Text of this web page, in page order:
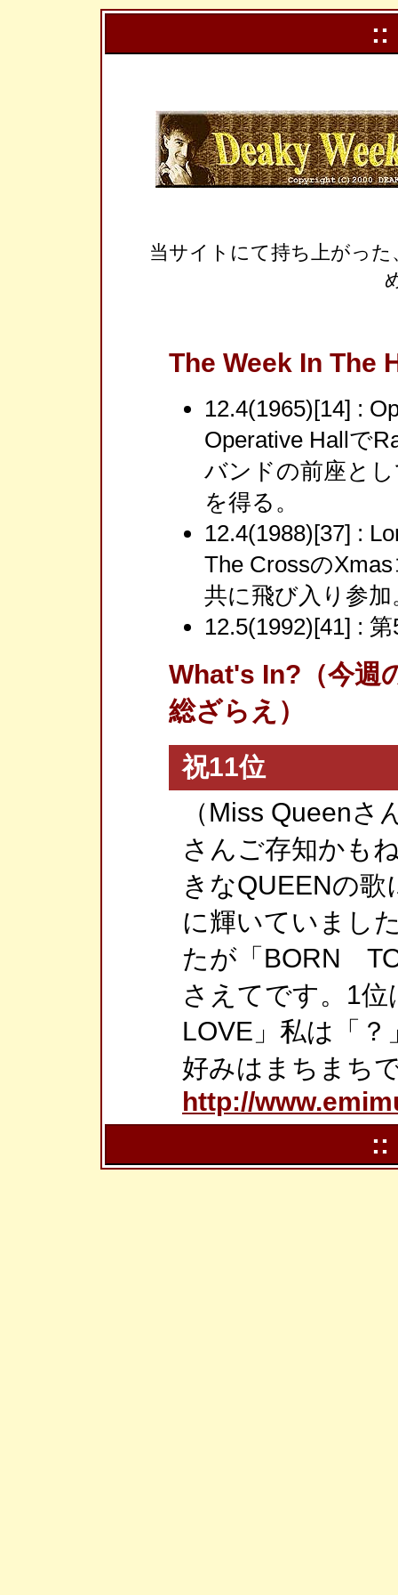
::
当サイトにて持ち上がっ
The Week In The
12.4(1965)[14] :
Operative Hallで
バンドの前座と
を得る。
12.4(1988)[37] :
The Crossの
共に飛び入り参
12.5(1992)[41] :
What's In?（今週
総ざらえ）
祝11位
（Miss Queen
さんご存知かも
きなQUEENの
に輝いていまし
たが「BORN
さえてです。1
LOVE」私は「
好みはまちまち
http://
::